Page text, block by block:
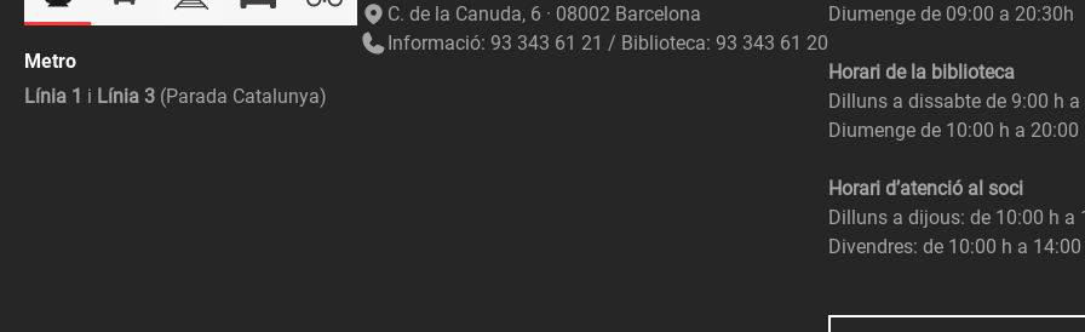
Metro
Línia 1 i Línia 3 (Parada Catalunya)
C. de la Canuda, 6 · 08002 Barcelona
Informació: 93 343 61 21 / Biblioteca: 93 343 61 20
Diumenge de 09:00 a 20:30h
Horari de la biblioteca
Dilluns a dissabte de 9:00 h
Diumenge de 10:00 h a 20:00
Horari d’atenció al soci
Dilluns a dijous: de 10:00 h a
Divendres: de 10:00 h a